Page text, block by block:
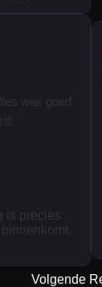
was goed
is precies
Volgende